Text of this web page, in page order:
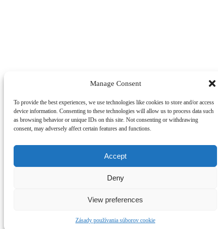
Manage Consent
To provide the best experiences, we use technologies like cookies to store and/or access
device information. Consenting to these technologies will allow us to process data such
as browsing behavior or unique IDs on this site. Not consenting or withdrawing
consent, may adversely affect certain features and functions.
Accept
Deny
View preferences
Zásady používania súborov cookie
Kliknutím prijmete súbory cookie marketing a povolíte tento obsah
Lucia & David – The wedding movie
Kliknutím prijmete súbory cookie marketing a povolíte tento obsah